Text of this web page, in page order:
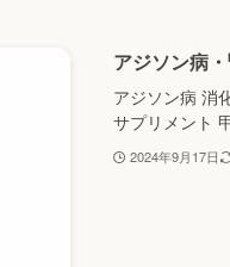
アジソン病
アジソン病 消
サプリメント
2024年9月17日